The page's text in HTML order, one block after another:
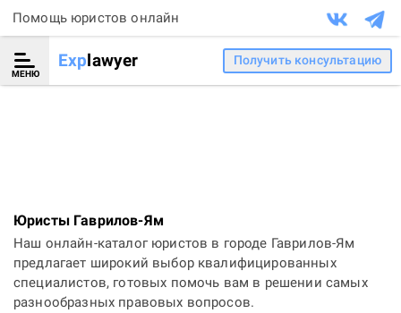
Помощь юристов онлайн
МЕНЮ
Explawyer Получить консультацию
Юристы Гаврилов-Ям
Наш онлайн-каталог юристов в городе Гаврилов-Ям
предлагает широкий выбор квалифицированных
специалистов, готовых помочь вам в решении самых
разнообразных правовых вопросов.